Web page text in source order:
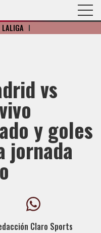
LALIGA I
vs
y goles
jornada
Claro Sports